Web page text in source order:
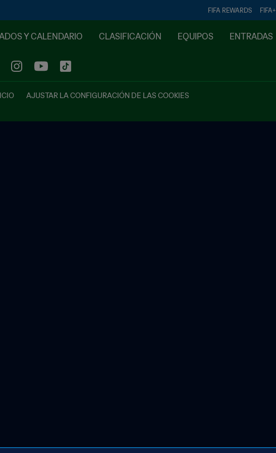
FIFA REWARDS FIFA+
Y CALENDARIO CLASIFICACIÓN EQUIPOS ENTRADAS
AJUSTAR LA CONFIGURACIÓN DE LAS COOKIES